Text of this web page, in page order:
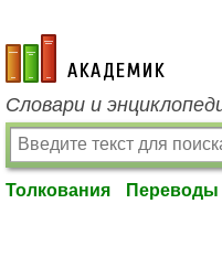
academic.ru
Словари и
Толкования Переводы